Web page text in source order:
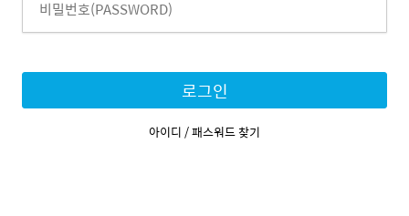
로그인
아이디 / 패스워드 찾기